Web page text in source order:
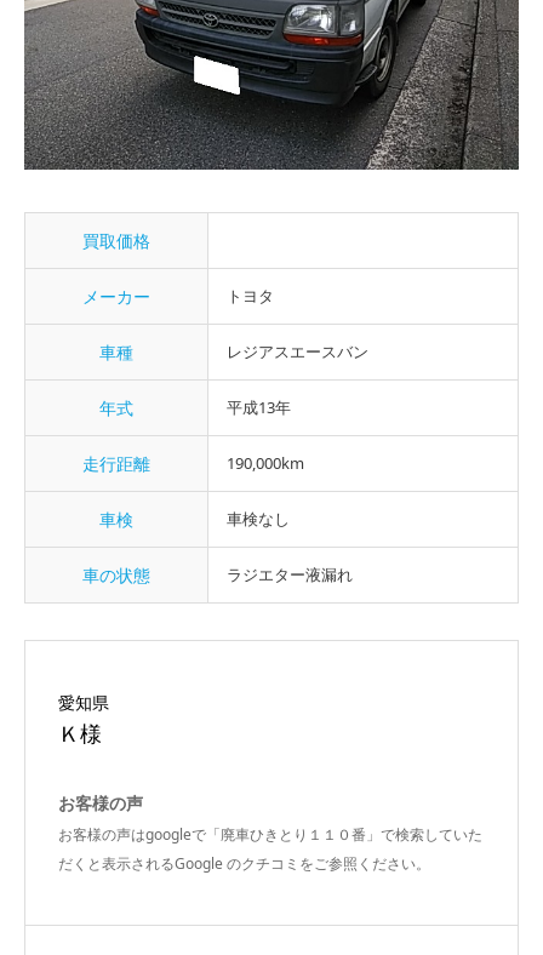
買取価格
メーカー トヨタ
車種 レジアスエースバン
年式 平成13年
走行距離 190,000km
車検 車検なし
車の状態 ラジエター液漏れ
愛知県
Ｋ様
お客様の声
お客様の声はgoogleで「廃車ひきとり１１０番」で検索していた
だくと表示されるGoogle のクチコミをご参照ください。